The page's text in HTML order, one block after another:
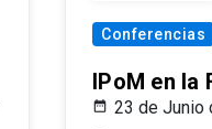
Conferencias
IPoM en la
23 de Junio